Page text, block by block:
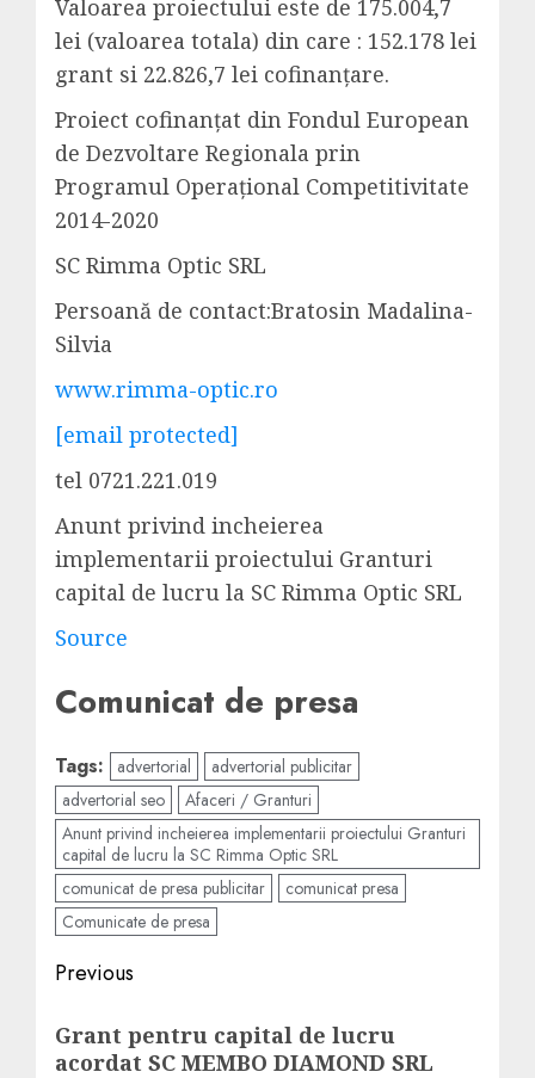
Valoarea proiectului este de 175.004,7
lei (valoarea totala) din care : 152.178 lei
grant si 22.826,7 lei cofinanțare.
Proiect cofinanțat din Fondul European
de Dezvoltare Regionala prin
Programul Operațional Competitivitate
2014-2020
SC Rimma Optic SRL
Persoană de contact:Bratosin Madalina-
Silvia
www.rimma-optic.ro
[email protected]
tel 0721.221.019
Anunt privind incheierea
implementarii proiectului Granturi
capital de lucru la SC Rimma Optic SRL
Source
Comunicat de presa
Tags: advertorial
advertorial publicitar
advertorial seo
Afaceri / Granturi
Anunt privind incheierea implementarii proiectului Granturi
capital de lucru la SC Rimma Optic SRL
comunicat de presa publicitar
comunicat presa
Comunicate de presa
Post
navigation
Previous
post:
Grant pentru capital de lucru
acordat SC MEMBO DIAMOND SRL